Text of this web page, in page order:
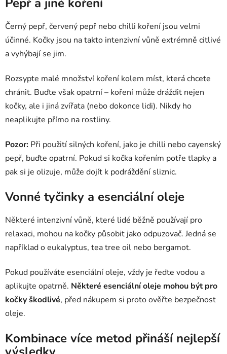
Černý pepř, červený pepř nebo chilli koření jsou velmi
účinné. Kočky jsou na takto intenzivní vůně extrémně citlivé
a vyhýbají se jim.
Rozsypte malé množství koření kolem míst, která chcete
chránit. Buďte však opatrní – koření může dráždit nejen
kočky, ale i jiná zvířata (nebo dokonce lidi). Nikdy ho
neaplikujte přímo na rostliny.
Pozor: Při použití silných koření, jako je chilli nebo cayenský
pepř, buďte opatrní. Pokud si kočka kořením potře tlapky a
pak si je olizuje, může dojít k podráždění sliznic.
Vonné tyčinky a esenciální oleje
Některé intenzivní vůně, které lidé běžně používají pro
relaxaci, mohou na kočky působit jako odpuzovač. Jedná se
například o eukalyptus, tea tree oil nebo bergamot.
Pokud používáte esenciální oleje, vždy je ředte vodou a
aplikujte opatrně. Některé esenciální oleje mohou být pro
kočky škodlivé, před nákupem si proto ověřte bezpečnost
oleje.
Kombinace více metod přináší nejlepší